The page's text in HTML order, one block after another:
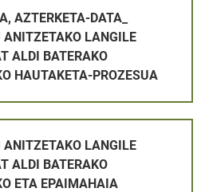
AZTERKETA-DATA_
ANITZETAKO LANGILE
ALDI BATERAKO
HAUTAKETA-PROZESUA
ANITZETAKO LANGILE
ALDI BATERAKO
ETA EPAIMAHAIA